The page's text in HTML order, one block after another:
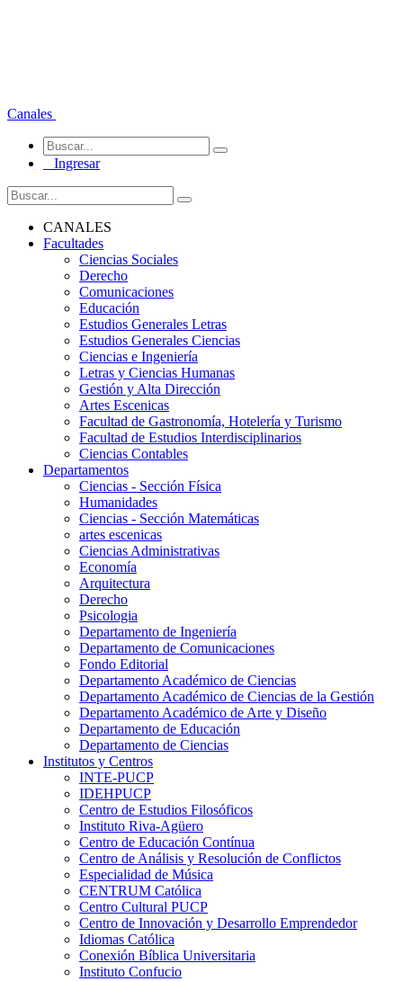
Canales
Ingresar
CANALES
Facultades
Ciencias Sociales
Derecho
Comunicaciones
Educación
Estudios Generales Letras
Estudios Generales Ciencias
Ciencias e Ingeniería
Letras y Ciencias Humanas
Gestión y Alta Dirección
Artes Escenicas
Facultad de Gastronomía, Hotelería y Turismo
Facultad de Estudios Interdisciplinarios
Ciencias Contables
Departamentos
Ciencias - Sección Física
Humanidades
Ciencias - Sección Matemáticas
artes escenicas
Ciencias Administrativas
Economía
Arquitectura
Derecho
Psicologia
Departamento de Ingeniería
Departamento de Comunicaciones
Fondo Editorial
Departamento Académico de Ciencias
Departamento Académico de Ciencias de la Gestión
Departamento Académico de Arte y Diseño
Departamento de Educación
Departamento de Ciencias
Institutos y Centros
INTE-PUCP
IDEHPUCP
Centro de Estudios Filosóficos
Instituto Riva-Agüero
Centro de Educación Contínua
Centro de Análisis y Resolución de Conflictos
Especialidad de Música
CENTRUM Católica
Centro Cultural PUCP
Centro de Innovación y Desarrollo Emprendedor
Idiomas Católica
Conexión Bíblica Universitaria
Instituto Confucio